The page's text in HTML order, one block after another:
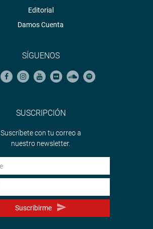
Editorial
Damos Cuenta
SÍGUENOS
SUSCRIPCIÓN
Suscríbete con tu correo a
nuestro newsletter.
Suscribirme